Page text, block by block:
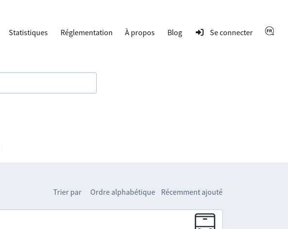
Statistiques Réglementation À propos Blog Se connecter
Trier par Ordre alphabétique Récemment ajouté